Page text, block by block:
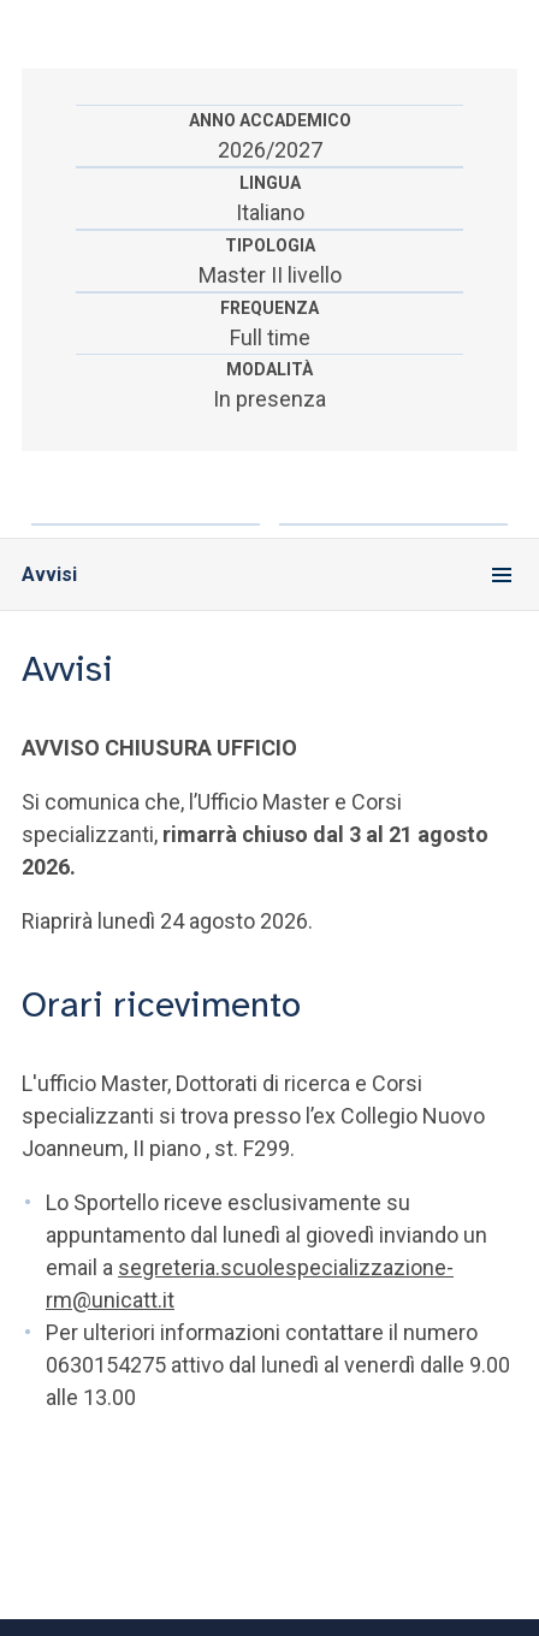
ACCEDI A CLOUDMAILANNO ACCADEMICO
2026/2027
LINGUA
Italiano
TIPOLOGIA
Master II livello
FREQUENZA
Full time
MODALITÀ
In presenza
Avvisi
Avvisi
AVVISO CHIUSURA UFFICIO
Si comunica che, l’Ufficio Master e Corsi
specializzanti, rimarrà chiuso dal 3 al 21 agosto
2026.
Riaprirà lunedì 24 agosto 2026.
Orari ricevimento
L'ufficio Master, Dottorati di ricerca e Corsi
specializzanti si trova presso l’ex Collegio Nuovo
Joanneum, II piano , st. F299.
Lo Sportello riceve esclusivamente su
appuntamento dal lunedì al giovedì inviando un
email a segreteria.scuolespecializzazione-
rm@unicatt.it
Per ulteriori informazioni contattare il numero
0630154275 attivo dal lunedì al venerdì dalle 9.00
alle 13.00